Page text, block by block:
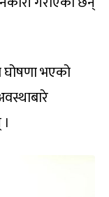
घोषणा भएको